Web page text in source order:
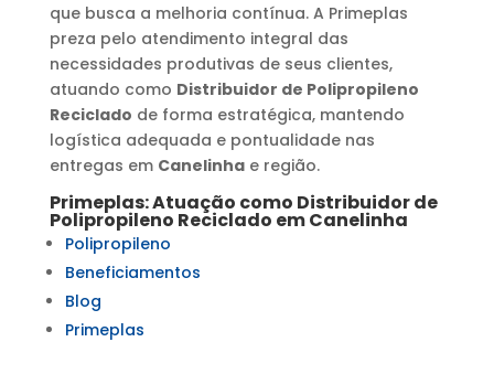
que busca a melhoria contínua. A Primeplas
preza pelo atendimento integral das
necessidades produtivas de seus clientes,
atuando como Distribuidor de Polipropileno
Reciclado de forma estratégica, mantendo
logística adequada e pontualidade nas
entregas em Canelinhae região.
Primeplas: Atuação como Distribuidor de
Polipropileno Reciclado emCanelinha
Polipropileno
Beneficiamentos
Blog
Primeplas